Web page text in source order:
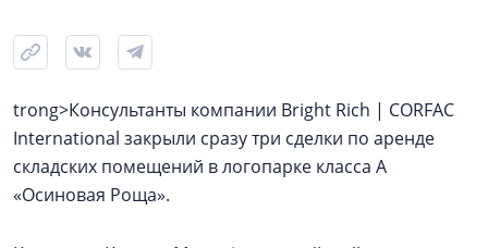
trong>Консультанты компании Bright Rich | CORFAC
International закрыли сразу три сделки по аренде
складских помещений в логопарке класса А
«Осиновая Роща».